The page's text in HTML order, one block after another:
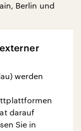
Berlin und
werden
darauf
Sie in